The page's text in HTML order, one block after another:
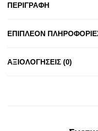
ΠΕΡΙΓΡΑΦΉ
ΕΠΙΠΛΈΟΝ
ΑΞΙΟΛΟΓΉΣΕΙΣ (0)